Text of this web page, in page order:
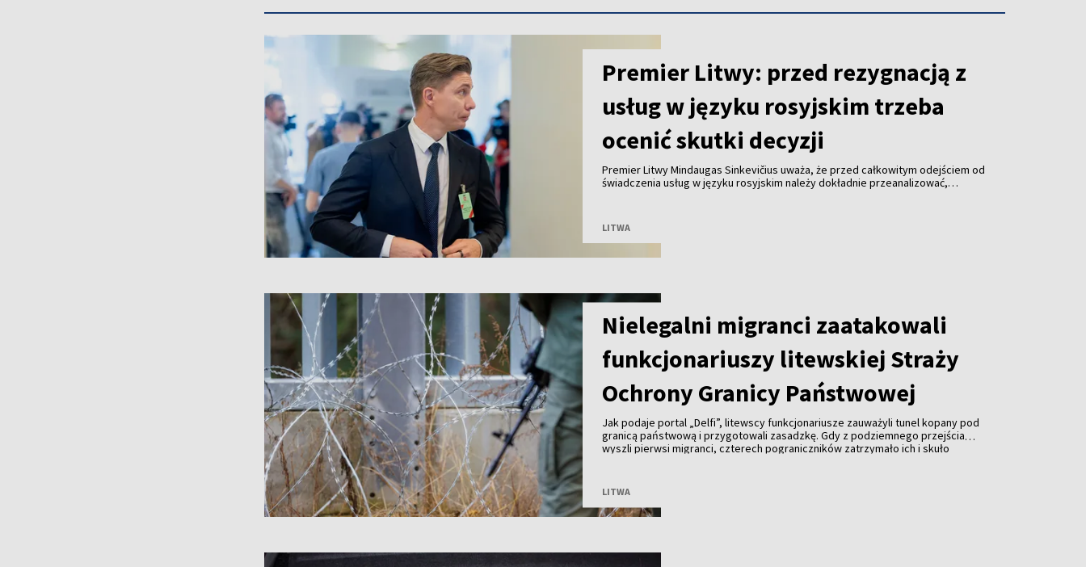
Premier Litwy: przed rezygnacją z
usług w języku rosyjskim trzeba
ocenić skutki decyzji
Premier Litwy Mindaugas Sinkevičius uważa, że przed całkowitym odejściem od
świadczenia usług w języku rosyjskim należy dokładnie przeanalizować,
indywidualnie.
LITWA
Nielegalni migranci zaatakowali
funkcjonariuszy litewskiej Straży
Ochrony Granicy Państwowej
Jak podaje portal „Delfi”, litewscy funkcjonariusze zauważyli tunel kopany pod
granicą państwową i przygotowali zasadzkę. Gdy z podziemnego przejścia
wyszli pierwsi migranci, czterech pograniczników zatrzymało ich i skuło
pogranicznicy byli zmuszeni się wycofać.
LITWA